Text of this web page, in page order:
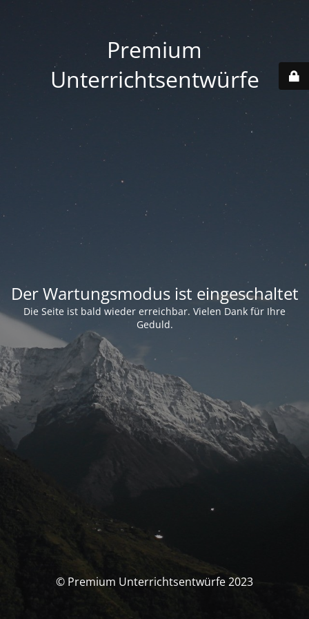
Premium
Unterrichtsentwürfe
Der Wartungsmodus ist eingeschaltet
Die Seite ist bald wieder erreichbar. Vielen Dank für Ihre
Geduld.
© Premium Unterrichtsentwürfe 2023